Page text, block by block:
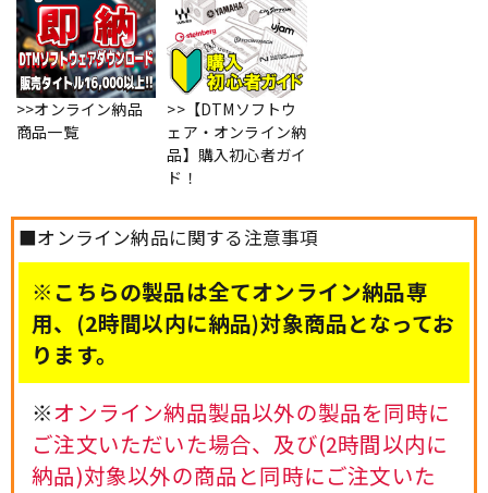
>>オンライン納品
商品一覧
>>【DTMソフトウ
ェア・オンライン納
品】購入初心者ガイ
ド！
■オンライン納品に関する注意事項
※こちらの製品は全てオンライン納品専
用、(2時間以内に納品)対象商品となってお
ります。
※オンライン納品製品以外の製品を同時に
ご注文いただいた場合、及び(2時間以内に
納品)対象以外の商品と同時にご注文いた